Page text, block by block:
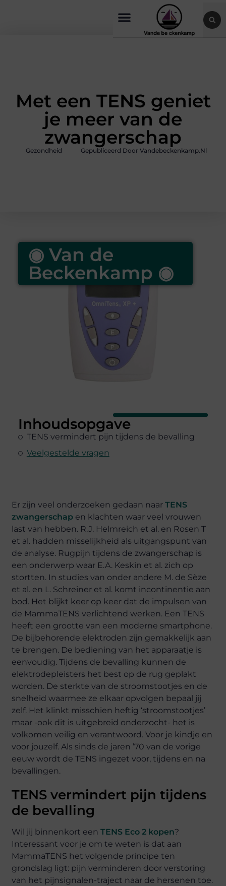
Met een TENS geniet
je meer van de
zwangerschap
Gezondheid Gepubliceerd Door Vandebeckenkamp.nl
Inhoudsopgave
TENS vermindert pijn tijdens de bevalling
Veelgestelde vragen
◉ Van de
Beckenkamp ◉
Er zijn veel onderzoeken gedaan naarTENS
zwangerschap en klachten waar veel vrouwen
last van hebben. R.J. Helmreich et al. en Rosen T
et al. hadden misselijkheid als uitgangspunt van
de analyse. Rugpijn tijdens de zwangerschap is
een onderwerp waar E.A. Keskin et al. zich op
stortten. In studies van onder andere M. de Sèze
et al. en L. Schreiner et al. komt incontinentie aan
bod. Het blijkt keer op keer dat de impulsen van
de MammaTENS verlichtend werken. Een TENS
heeft een grootte van een moderne smartphone.
De bijbehorende elektroden zijn gemakkelijk aan
te brengen. De bediening van het apparaatje is
eenvoudig. Tijdens de bevalling kunnen de
elektrodepleisters het best op de rug geplakt
worden. De sterkte van de stroomstootjes en de
snelheid waarmee ze elkaar opvolgen bepaal jij
zelf. Het klinkt misschien heftig ‘stroomstootjes’
maar -ook dit is uitgebreid onderzocht- het is
volkomen veilig en verantwoord. Voor je kindje en
voor jouzelf. Als sinds de jaren ’70 van de vorige
eeuw wordt de TENS ingezet voor, tijdens en na
bevallingen.
TENS vermindert pijn tijdens
de bevalling
Wil jij binnenkort eenTENS Eco 2 kopen?
Interessant voor je om te weten is dat aan
MammaTENS het volgende principe ten
grondslag ligt: pijn verminderen door verstoring
van het pijnsignalen-traject naar de hersenen toe.